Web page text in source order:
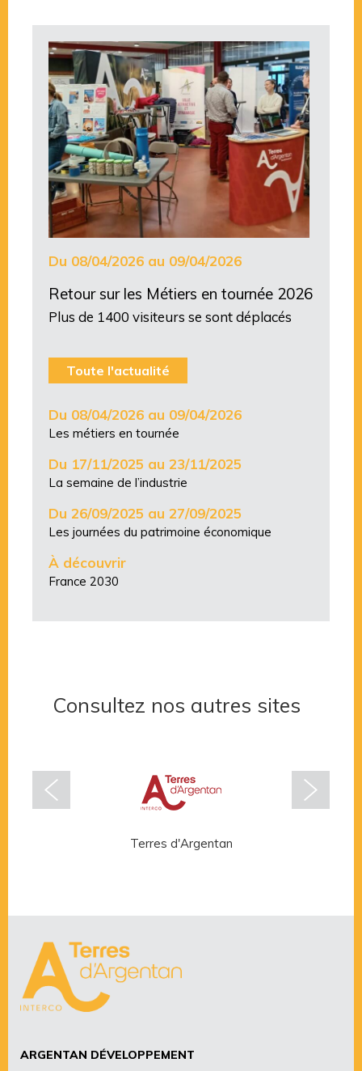
Du 08/04/2026 au 09/04/2026
Retour sur les Métiers en tournée 2026
Plus de 1400 visiteurs se sont déplacés
Toute l'actualité
Du 08/04/2026 au 09/04/2026
Les métiers en tournée
Du 17/11/2025 au 23/11/2025
La semaine de l’industrie
Du 26/09/2025 au 27/09/2025
Les journées du patrimoine économique
À découvrir
France 2030
Consultez nos autres sites
Terres d'Argentan
ARGENTAN DÉVELOPPEMENT